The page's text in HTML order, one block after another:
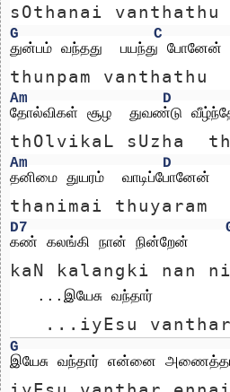
sOthanai vanthathu
G
C
துன்பம் வந்தது  பயந்து
thunpam vanthathu
Am
D
தோல்விகள் சூழ  துவண்டு
thOlvikaL sUzha
Am
D
தனிமை துயரம்  வாடிப்போனேன்
thanimai thuyaram
D7
கண் கலங்கி நான் நின்றேன்
kaN kalangki nan
   ...இயேசு வந்தார்
   ...iyEsu vanthar
G
இயேசு வந்தார் என்னை